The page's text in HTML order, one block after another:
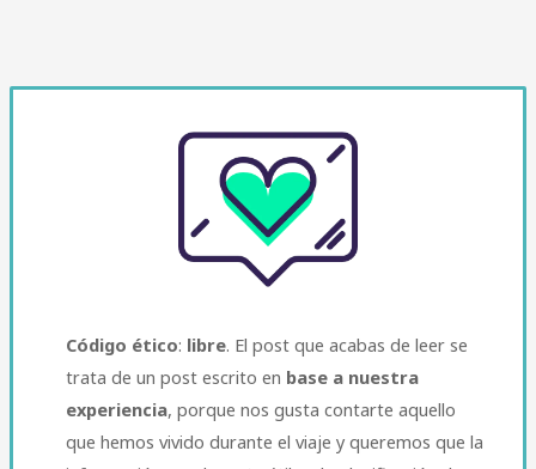
Código ético: libre. El post que acabas de leer se
trata de un post escrito en base a nuestra
experiencia, porque nos gusta contarte aquello
que hemos vivido durante el viaje y queremos que la